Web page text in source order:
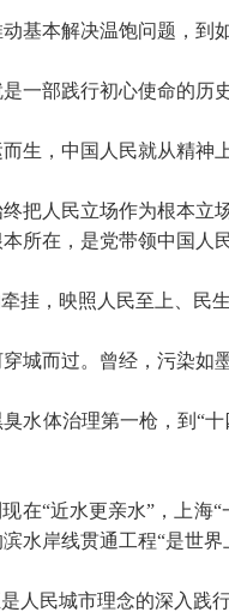
本解决温饱问题，到
部践行初心使命的历
，中国人民就从精神
人民立场作为根本立
所在，是党带领中国人
，映照人民至上、民
而过。曾经，污染如
体治理第一枪，到“十
“近水更亲水”，上海“
水岸线贯通工程“是世
民城市理念的深入践